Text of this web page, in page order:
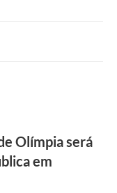
Olímpia será
em